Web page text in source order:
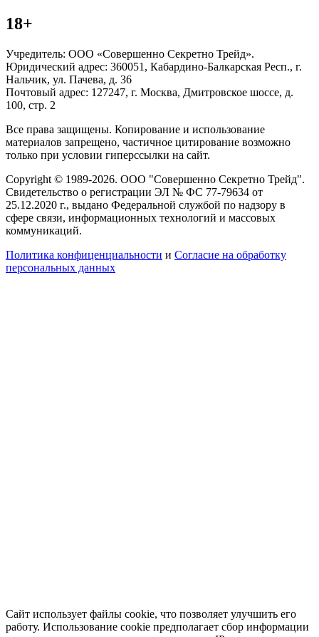
18+
Учредитель: ООО «Совершенно Секретно Трейд».
Юридический адрес: 360051, Кабардино-Балкарская Респ., г.
Нальчик, ул. Пачева, д. 36
Почтовый адрес: 127247, г. Москва, Дмитровское шоссе, д.
100, стр. 2
Все права защищены. Копирование и использование
материалов запрещено, частичное цитирование возможно
только при условии гиперссылки на сайт.
Copyright © 1989-2026. ООО "Совершенно Секретно Трейд".
Свидетельство о регистрации ЭЛ № ФС 77-79634 от
25.12.2020 г., выдано Федеральной службой по надзору в
сфере связи, информационных технологий и массовых
коммуникаций.
Политика конфиценциальности и Согласие на обработку
персональных данных
Сайт использует файлы cookie, что позволяет улучшить его
работу. Использование cookie предполагает сбор информации